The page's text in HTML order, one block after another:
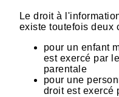
Le droit à
existe toutefois deux
pour un enfant
est exercé par
parentale
pour une
droit est exercé